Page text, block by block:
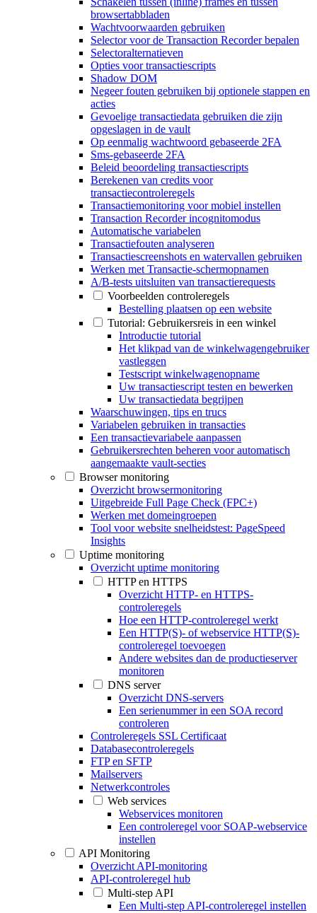
browsertabbladen
Wachtvoorwaarden gebruiken
Selector voor de Transaction Recorder bepalen
Selectoralternatieven
Opties voor transactiescripts
Shadow DOM
Negeer fouten gebruiken bij optionele stappen en
acties
Gevoelige transactiedata gebruiken die zijn
opgeslagen in de vault
Op eenmalig wachtwoord gebaseerde 2FA
Sms-gebaseerde 2FA
Beleid beoordeling transactiescripts
Berekenen van credits voor
transactiecontroleregels
Transactiemonitoring voor mobiel instellen
Transaction Recorder incognitomodus
Automatische variabelen
Transactiefouten analyseren
Transactiescreenshots en watervallen gebruiken
Werken met Transactie-schermopnamen
A/B-tests uitsluiten van transactierequests
Voorbeelden controleregels
Bestelling plaatsen op een website
Tutorial: Gebruikersreis in een winkel
Introductie tutorial
Het klikpad van de winkelwagengebruiker
vastleggen
Testscript winkelwagenopname
Uw transactiescript testen en bewerken
Uw transactiedata begrijpen
Waarschuwingen, tips en trucs
Variabelen gebruiken in transacties
Een transactievariabele aanpassen
Gebruikersrechten beheren voor automatisch
aangemaakte vault-secties
Browser monitoring
Overzicht browsermonitoring
Uitgebreide Full Page Check (FPC+)
Werken met domeingroepen
Tool voor website snelheidstest: PageSpeed
Insights
Uptime monitoring
Overzicht uptime monitoring
HTTP en HTTPS
Overzicht HTTP- en HTTPS-
controleregels
Hoe een HTTP-controleregel werkt
Een HTTP(S)- of webservice HTTP(S)-
controleregel toevoegen
Andere websites dan de productieserver
monitoren
DNS server
Overzicht DNS-servers
Een serienummer in een SOA record
controleren
Controleregels SSL Certificaat
Databasecontroleregels
FTP en SFTP
Mailservers
Netwerkcontroles
Web services
Webservices monitoren
Een controleregel voor SOAP-webservice
instellen
API Monitoring
Overzicht API-monitoring
API-controleregel hub
Multi-step API
Een Multi-step API-controleregel instellen